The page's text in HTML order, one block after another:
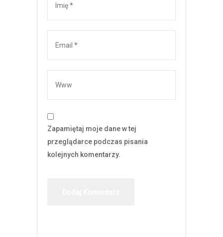
Zapamiętaj moje dane w tej
przeglądarce podczas pisania
kolejnych komentarzy.